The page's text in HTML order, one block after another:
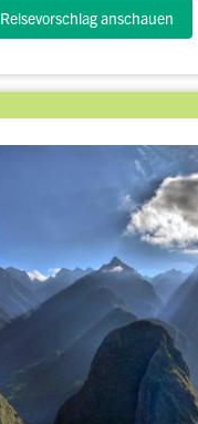
Reisevorschlag anschauen